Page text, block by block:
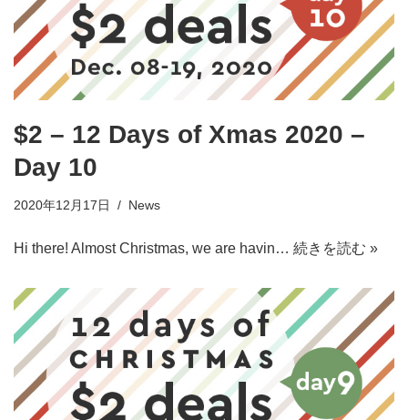
$2 – 12 Days of Xmas 2020 –
Day 10
2020年12月17日 News
Hi there! Almost Christmas, we are havin… 続きを読む »